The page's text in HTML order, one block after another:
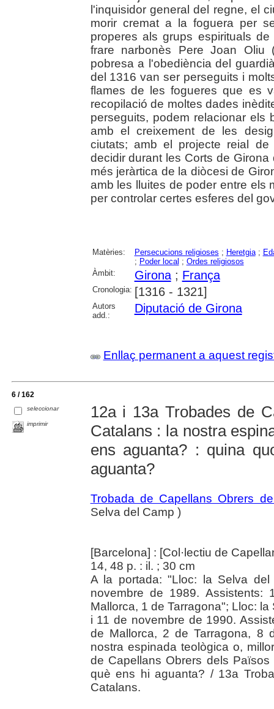
l'inquisidor general del regne, el
morir cremat a la foguera per
properes als grups espirituals
frare narbonès Pere Joan Oliu
pobresa a l'obediència del
del 1316 van ser perseguits i
flames de les fogueres que es
recopilació de moltes dades
perseguits, podem relacionar els
amb el creixement de les
ciutats; amb el projecte reial
decidir durant les Corts de
més jeràrtica de la diòcesi de
amb les lluites de poder entre els
per controlar certes esferes del
Matèries: Persecucions religioses ; Heretgia;
; Poder local ; Ordes religiosos
Àmbit:
Girona; França
Cronologia: [1316 - 1321]
Autors
add.:
Diputació de Girona
Enllaç permanent a aquest
6 / 162
seleccionar
imprimir
12a i 13a Trobades de
Catalans : la nostra
ens aguanta? : quina
aguanta?
Trobada de Capellans Obrers
Selva del Camp )
[Barcelona] : [Col·lectiu de
14, 48 p. : il. ; 30 cm
A la portada: "Lloc: la Selva
novembre de 1989.
Mallorca, 1 de Tarragona"; Lloc:
i 11 de novembre de 1990.
de Mallorca, 2 de Tarragona, 8
nostra espinada teològica o,
de Capellans Obrers dels
què ens hi aguanta? / 13a
Catalans.